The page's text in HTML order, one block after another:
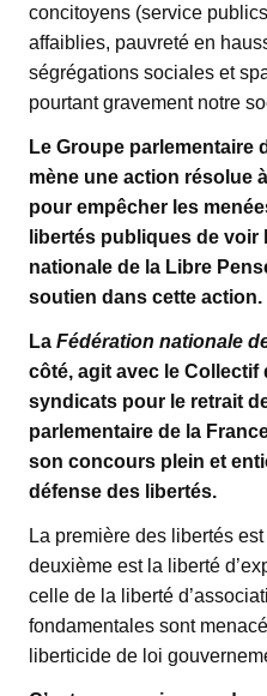
concitoyens (service
affaiblies, pauvreté en
ségrégations sociales et
pourtant gravement notre
Le Groupe parlementaire
mène une action résolue
pour empêcher les
libertés publiques de voir
nationale de la Libre
soutien dans cette action.
La Fédération nationale
côté, agit avec le Collectif
syndicats pour le retrait
parlementaire de la
son concours plein et
défense des libertés.
La première des libertés
deuxième est la liberté
celle de la liberté
fondamentales sont
liberticide de loi